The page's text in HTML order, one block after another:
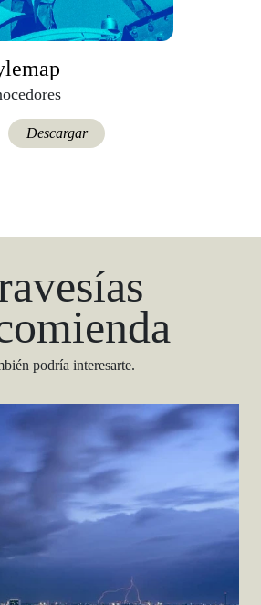
Descargar
podría interesarte.